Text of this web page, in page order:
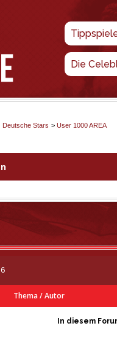
Die
Deutsche Stars > User 1000 AREA
Thema/Autor
In diesem